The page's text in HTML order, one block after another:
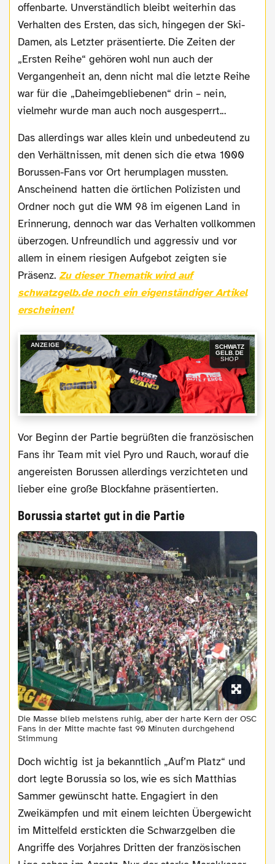
offenbarte. Unverständlich bleibt weiterhin das
Verhalten des Ersten, das sich, hingegen der Ski-
Damen, als Letzter präsentierte. Die Zeiten der
„Ersten Reihe“ gehören wohl nun auch der
Vergangenheit an, denn nicht mal die letzte Reihe
war für die „Daheimgebliebenen“ drin – nein,
vielmehr wurde man auch noch ausgesperrt...
Das allerdings war alles klein und unbedeutend zu
den Verhältnissen, mit denen sich die etwa 1000
Borussen-Fans vor Ort herumplagen mussten.
Anscheinend hatten die örtlichen Polizisten und
Ordner noch gut die WM 98 im eigenen Land in
Erinnerung, dennoch war das Verhalten vollkommen
überzogen. Unfreundlich und aggressiv und vor
allem in einem riesigen Aufgebot zeigten sie
Präsenz.Zu dieser Thematik wird auf
schwatzgelb.de noch ein eigenständiger Artikel
erscheinen!
ANZEIGE
SCHWATZ
GELB.DE
SHOP
Vor Beginn der Partie begrüßten die französischen
Fans ihr Team mit viel Pyro und Rauch, worauf die
angereisten Borussen allerdings verzichteten und
lieber eine große Blockfahne präsentierten.
Borussia startet gut in die Partie
Die Masse blieb meistens ruhig, aber der harte Kern der OSC
Fans in der Mitte machte fast 90 Minuten durchgehend
Stimmung
Doch wichtig ist ja bekanntlich „Auf’m Platz“ und
dort legte Borussia so los, wie es sich Matthias
Sammer gewünscht hatte. Engagiert in den
Zweikämpfen und mit einem leichten Übergewicht
im Mittelfeld erstickten die Schwarzgelben die
Angriffe des Vorjahres Dritten der französischen